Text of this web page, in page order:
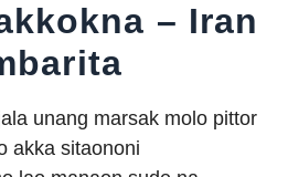
– Iran
unang marsak molo pittor
akka sitaononi